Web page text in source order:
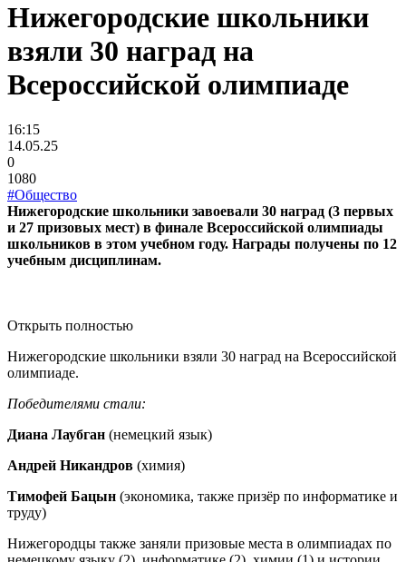
Нижегородские школьники
взяли 30 наград на
Всероссийской олимпиаде
16:15
14.05.25
0
1080
#Общество
Нижегородские школьники завоевали 30 наград (3 первых
и 27 призовых мест) в финале Всероссийской олимпиады
школьников в этом учебном году. Награды получены по 12
учебным дисциплинам.
Открыть полностью
Нижегородские школьники взяли 30 наград на Всероссийской
олимпиаде.
Победителями стали:
Диана Лаубган (немецкий язык)
Андрей Никандров (химия)
Тимофей Бацын (экономика, также призёр по информатике и
труду)
Нижегородцы также заняли призовые места в олимпиадах по